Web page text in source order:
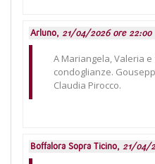
Arluno, 21/04/2026 ore 22:00
A Mariangela, Valeria
condoglianze.
Claudia Pirocco.
Boffalora Sopra Ticino, 21/04/